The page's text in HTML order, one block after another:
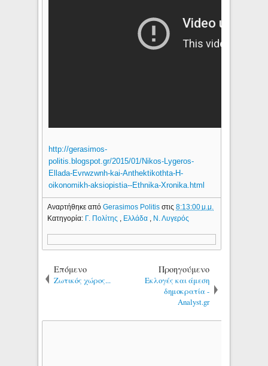
http://gerasimos-
politis.blogspot.gr/2015/01/Nikos-Lygeros-
Ellada-Evrwzwnh-kai-Anthektikothta-H-
oikonomikh-aksiopistia--Ethnika-Xronika.html
Αναρτήθηκε απόGerasimos Politisστις8:13:00 μ.μ.
Κατηγορία: Γ. Πολίτης Ελλάδα Ν. Λυγερός
Επόμενο
Zωτικός χώρος...
Προηγούμενο
Εκλογές και άμεση
δημοκρατία -
Analyst.gr